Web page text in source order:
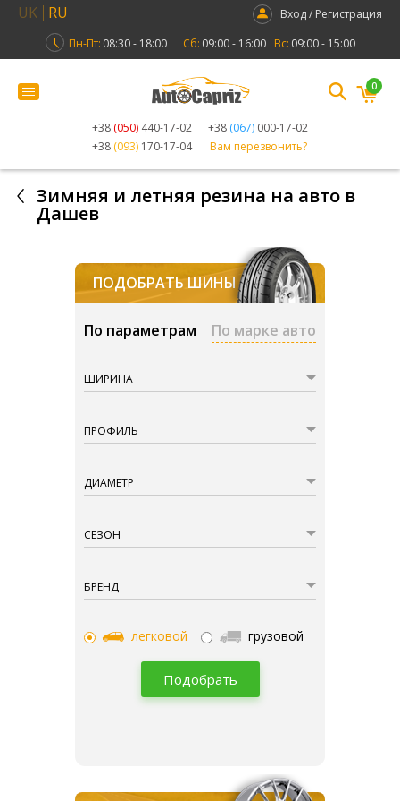
UK RU
Вход / Регистрация
Пн-Пт: 08:30 - 18:00 Сб: 09:00 - 16:00 Вс: 09:00 - 15:00
+38 (050) 440-17-02 +38 (067) 000-17-02
+38 (093) 170-17-04 Вам перезвонить?
0
Зимняя и летняя резина на авто в
Дашев
ПОДОБРАТЬ ШИНЫ
По параметрам По марке авто
ШИРИНА
ПРОФИЛЬ
ДИАМЕТР
СЕЗОН
БРЕНД
легковой грузовой
Подобрать